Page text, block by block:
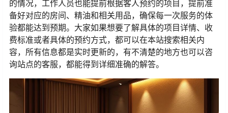
的情况，工作人员也能提前根据客人预约的项目，提前准
备好对应的房间、精油和相关用品，确保每一次服务的体
验都能达到预期。大家如果想要了解具体的项目详情、收
费标准或者具体的预约方式，都可以在本站搜索相关内
容，所有信息都是实时更新的，有不清楚的地方也可以咨
询站点的客服，都能得到详细准确的解答。